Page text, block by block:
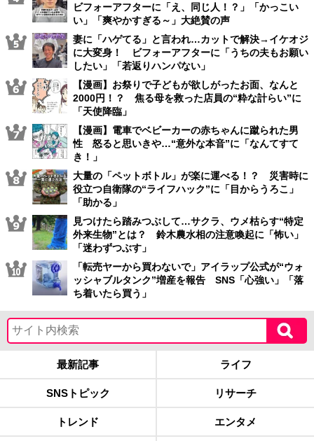
ビフォーアフターに「え、同じ人！？」「かっこい
い」「爽やかすぎる～」大絶賛の声
妻に「ハゲてる」と言われ…カットで解決→イケオジ
に大変身！ ビフォーアフターに「うちの夫もお願い
したい」「若返りハンパない」
【漫画】お祭りで子どもが欲しがったお面、なんと
2000円！？ 焦る母を救った店員の“粋な計らい”に
「天使降臨」
【漫画】電車でベビーカーの赤ちゃんに蹴られた男
性 怒ると思いきや…“意外な本音”に「なんてすて
き！」
大量の「ペットボトル」が楽に運べる！？ 災害時に
役立つ自衛隊の“ライフハック”に「目からうろこ」
「助かる」
見つけたら踏みつぶして…サクラ、ウメ枯らす“特定
外来生物”とは？ 鈴木農水相の注意喚起に「怖い」
「迷わずつぶす」
「転売ヤーから買わないで」アイラップ公式が“ウォ
ッシャブルタンク”増産を報告 SNS「心強い」「落
ち着いたら買う」
最新記事 ライフ
SNSトピック リサーチ
トレンド エンタメ